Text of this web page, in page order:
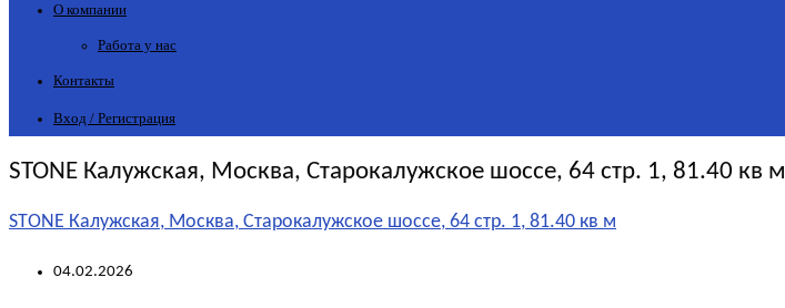
О компании
Работа у нас
Контакты
Вход / Регистрация
STONE Калужская, Москва, Старокалужское шоссе, 64 стр. 1, 81.40 кв м
STONE Калужская, Москва, Старокалужское шоссе, 64 стр. 1, 81.40 кв м
04.02.2026